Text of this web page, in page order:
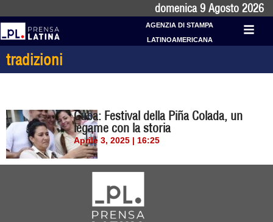
domenica 9 Agosto 2026
AGENZIA DI STAMPA
LATINOAMERICANA
tradizioni
Cuba: Festival della Piña Colada, un
legame con la storia
Aprile 3, 2025 | 16:25